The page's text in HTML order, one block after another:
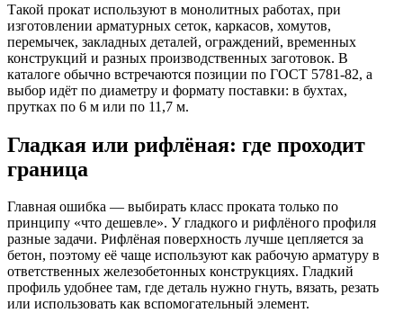
Такой прокат используют в монолитных работах, при
изготовлении арматурных сеток, каркасов, хомутов,
перемычек, закладных деталей, ограждений, временных
конструкций и разных производственных заготовок. В
каталоге обычно встречаются позиции по ГОСТ 5781-82, а
выбор идёт по диаметру и формату поставки: в бухтах,
прутках по 6 м или по 11,7 м.
Гладкая или рифлёная: где проходит
граница
Главная ошибка — выбирать класс проката только по
принципу «что дешевле». У гладкого и рифлёного профиля
разные задачи. Рифлёная поверхность лучше цепляется за
бетон, поэтому её чаще используют как рабочую арматуру в
ответственных железобетонных конструкциях. Гладкий
профиль удобнее там, где деталь нужно гнуть, вязать, резать
или использовать как вспомогательный элемент.